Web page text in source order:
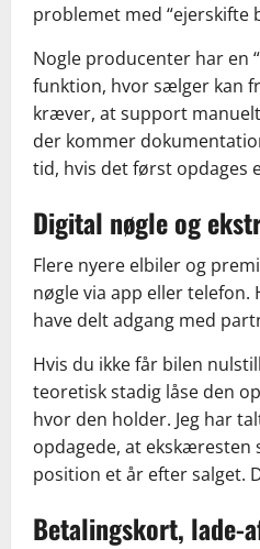
problemet med “ejerskifte
Nogle producenter har en
funktion, hvor sælger kan
kræver, at support
der kommer
tid, hvis det først opdages
Digital nøgle og
Flere nyere elbiler og
nøgle via app eller telefon.
have delt adgang med
Hvis du ikke får bilen
teoretisk stadig låse den
hvor den holder. Jeg har
opdagede, at ekskæresten
position et år efter salget.
Betalingskort, lade-